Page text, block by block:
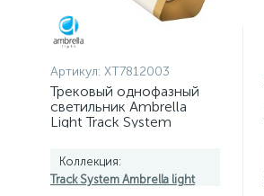
Артикул: XT7812003
Трековый однофазный
светильник Ambrella
Light Track System
C7812, N7704)
Коллекция:
Track System Ambrella light